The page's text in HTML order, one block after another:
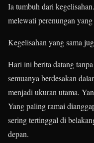
Ia tumbuh dari
melewati perenungan
Kegelisahan yang sama
Hari ini berita datang
semuanya berdesakan
menjadi ukuran utama.
Yang paling ramai
sering tertinggal di
depan.